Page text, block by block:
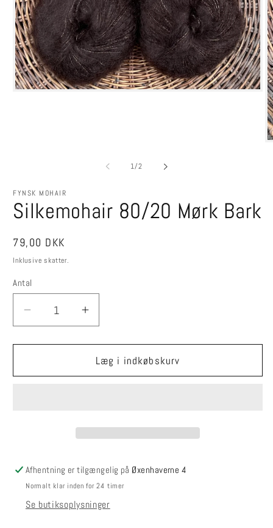
1/af2
FYNSK MOHAIR
Silkemohair 80/20 Mørk Bark
Normalpris
79,00 DKK
Inklusive skatter.
Antal
Reducer
antallet
for
80/20
Øg
antallet
for
Silkemohair
80/20
Læg i indkøbskurv
Afhentning er tilgængelig på Øxenhaverne 4
Normalt klar inden for 24 timer
Se butiksoplysninger